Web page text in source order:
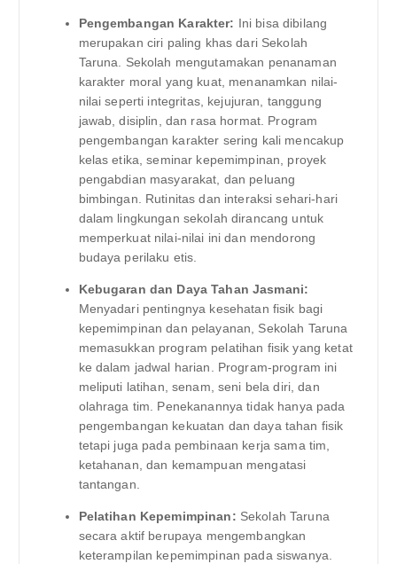
Pengembangan Karakter: Ini bisa dibilang
merupakan ciri paling khas dari Sekolah
Taruna. Sekolah mengutamakan penanaman
karakter moral yang kuat, menanamkan nilai-
nilai seperti integritas, kejujuran, tanggung
jawab, disiplin, dan rasa hormat. Program
pengembangan karakter sering kali mencakup
kelas etika, seminar kepemimpinan, proyek
pengabdian masyarakat, dan peluang
bimbingan. Rutinitas dan interaksi sehari-hari
dalam lingkungan sekolah dirancang untuk
memperkuat nilai-nilai ini dan mendorong
budaya perilaku etis.
Kebugaran dan Daya Tahan Jasmani:
Menyadari pentingnya kesehatan fisik bagi
kepemimpinan dan pelayanan, Sekolah Taruna
memasukkan program pelatihan fisik yang ketat
ke dalam jadwal harian. Program-program ini
meliputi latihan, senam, seni bela diri, dan
olahraga tim. Penekanannya tidak hanya pada
pengembangan kekuatan dan daya tahan fisik
tetapi juga pada pembinaan kerja sama tim,
ketahanan, dan kemampuan mengatasi
tantangan.
Pelatihan Kepemimpinan: Sekolah Taruna
secara aktif berupaya mengembangkan
keterampilan kepemimpinan pada siswanya.